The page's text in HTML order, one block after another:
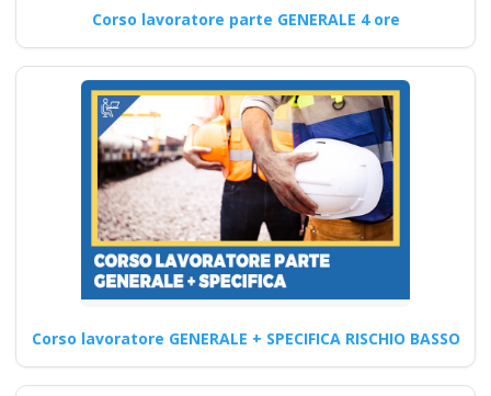
acquisite durante i corsi
Continua
Preposto: guida
pratica per ottenere
l'attestato di
aggiornamento e per
svolgere il ruolo in
modo sicuro
Corso lavoratore parte GENERALE 4 ore
Corso lavoratore GENERALE + SPECIFICA RISCHIO BASSO